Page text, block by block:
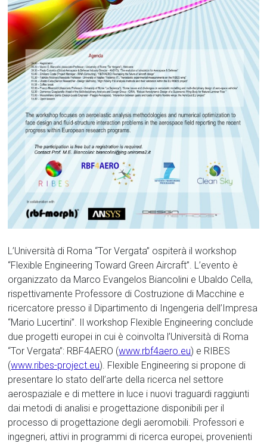
L’Università di Roma “Tor Vergata” ospiterà il workshop
“Flexible Engineering Toward Green Aircraft”. L’evento è
organizzato da Marco Evangelos Biancolini e Ubaldo Cella,
rispettivamente Professore di Costruzione di Macchine e
ricercatore presso il Dipartimento di Ingengeria dell’Impresa
“Mario Lucertini”. Il workshop Flexible Engineering conclude
due progetti europei in cui è coinvolta l’Università di Roma
“Tor Vergata”: RBF4AERO (www.rbf4aero.eu) e RIBES
(www.ribes-project.eu). Flexible Engineering si propone di
presentare lo stato dell’arte della ricerca nel settore
aerospaziale e di mettere in luce i nuovi traguardi raggiunti
dai metodi di analisi e progettazione disponibili per il
processo di progettazione degli aeromobili. Professori e
ingegneri, attivi in programmi di ricerca europei, provenienti